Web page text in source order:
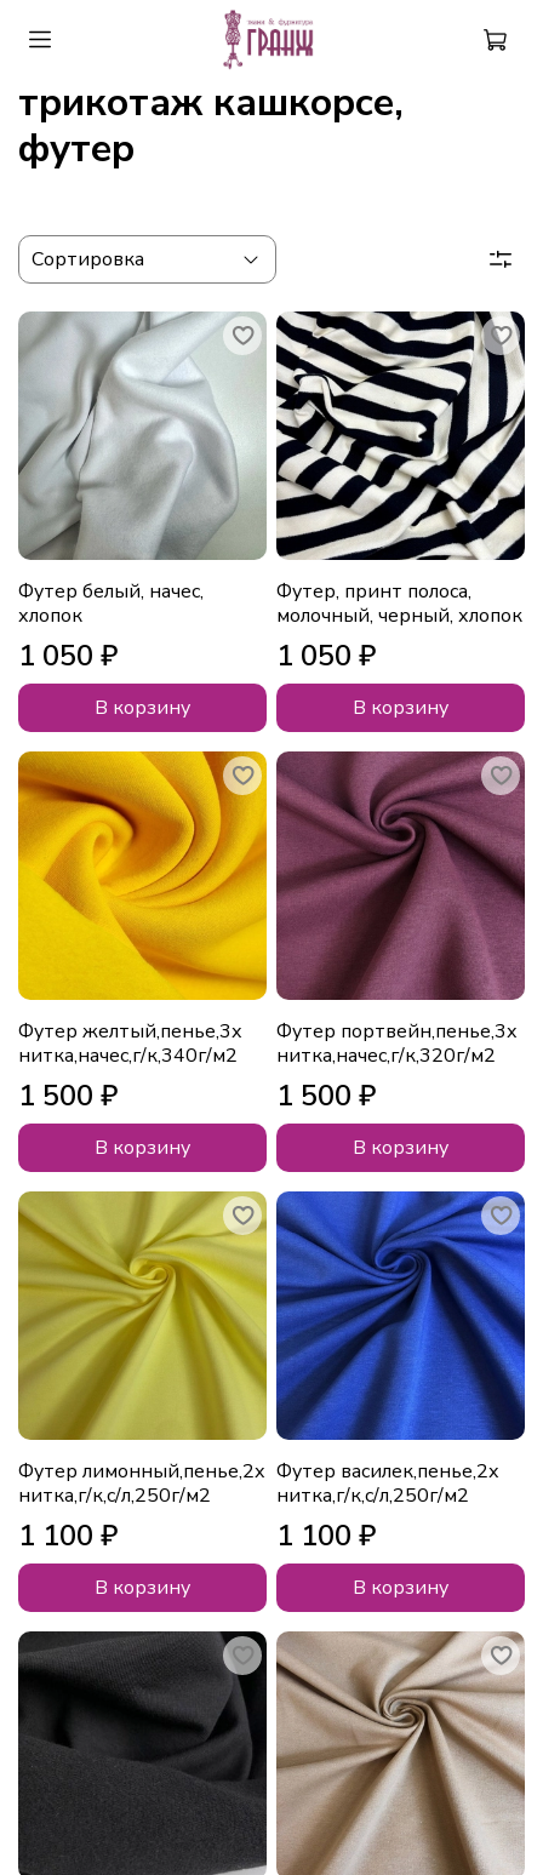
трикотаж кашкорсе,
футер
Футер белый, начес,
хлопок
1 050 ₽
В корзину
Футер, принт полоса,
молочный, черный, хлопок
1 050 ₽
В корзину
Футер желтый,пенье,3х
нитка,начес,г/к,340г/м2
1 500 ₽
В корзину
Футер портвейн,пенье,3х
нитка,начес,г/к,320г/м2
1 500 ₽
В корзину
Футер лимонный,пенье,2х
нитка,г/к,с/л,250г/м2
1 100 ₽
В корзину
Футер василек,пенье,2х
нитка,г/к,с/л,250г/м2
1 100 ₽
В корзину